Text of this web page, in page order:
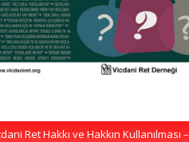
Ret Hakkı ve Hakkın Kullanılması –